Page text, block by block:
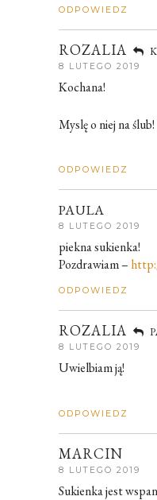
ODPOWIEDZ
ROZALIA
8 LUTEGO 2019
Kochana!
Myslę o niej na ślub!
ODPOWIEDZ
PAULA
8 LUTEGO 2019
piekna sukienka!
Pozdrawiam –
ODPOWIEDZ
ROZALIA
8 LUTEGO 2019
Uwielbiam ją!
ODPOWIEDZ
MARCIN
8 LUTEGO 2019
Sukienka jest